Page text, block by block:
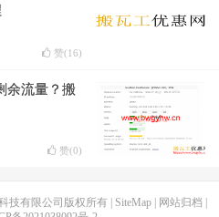
赞(16)
余流量？搬
赞(0)
技有限公司版权所有 | SiteMap| 网站归档